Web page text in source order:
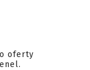
oferty